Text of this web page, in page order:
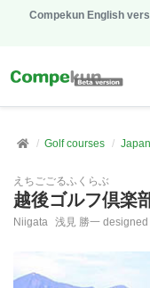
Compekun English
Golf courses Japan
えちごごるふくらぶ
越後ゴルフ倶楽
Niigata 浅見 勝一 designed